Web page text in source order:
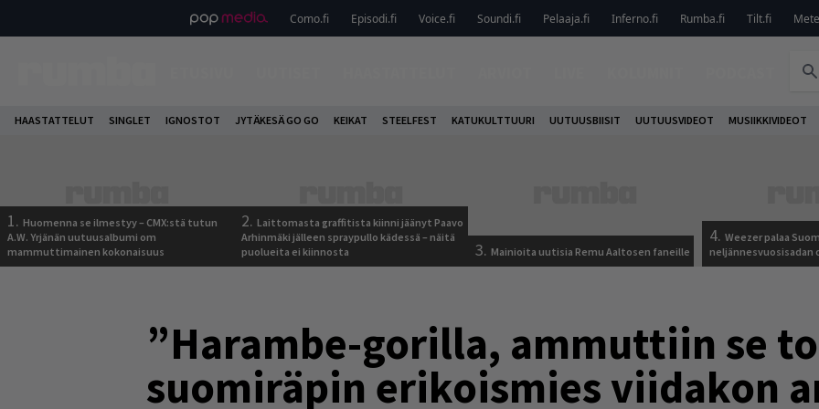
Como.fi Episodi.fi Voice.fi Soundi.fi Pelaaja.fi Inferno.fi Rumba.fi Tilt.fi
HAASTATTELUT SINGLET IGNOSTOT JYTÄKESÄ GO GO KEIKAT STEELFEST KATUKULTTUURI UUTUUSBIISIT UUTUUSVIDEOT MUSIIKKIVIDEOT
1. Huomenna se ilmestyy – CMX:stä tutun
A.W. Yrjänän uutuusalbumi om
mammuttimainen kokonaisuus
2. Laittomasta graffitista kiinni jäänyt Paavo
Arhinmäki jälleen spraypullo kädessä – näitä
puolueita ei kiinnosta
3. Mainioita uutisia Remu Aaltosen faneille
4. Weezer palaa
neljännesvuosisadan
”Harambe-gorilla, ammuttiin se
suomiräpin erikoismies viidakon